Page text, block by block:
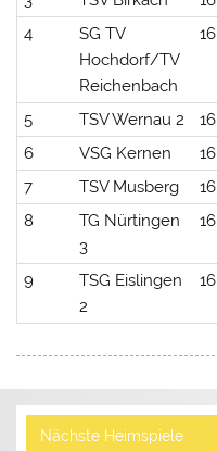
4
SG TV
Hochdorf/TV
Reichenbach
16
5 TSV Wernau 2 16
6
VSG Kernen 16
7
TSV Musberg 16
8
TG Nürtingen
3
16
9
TSG Eislingen
2
16
Nächste Heimspiele